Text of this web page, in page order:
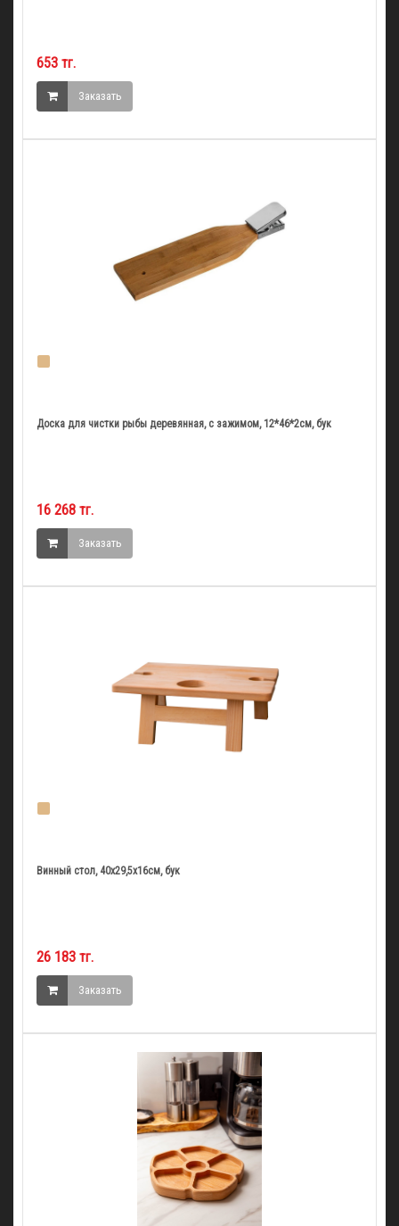
653 тг.
Заказать
Доска для чистки рыбы деревянная, с зажимом, 12*46*2см, бук
16 268 тг.
Заказать
Винный стол, 40х29,5х16см, бук
26 183 тг.
Заказать